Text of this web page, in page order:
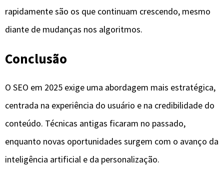
rapidamente são os que continuam crescendo, mesmo
diante de mudanças nos algoritmos.
Conclusão
O SEO em 2025 exige uma abordagem mais estratégica,
centrada na experiência do usuário e na credibilidade do
conteúdo. Técnicas antigas ficaram no passado,
enquanto novas oportunidades surgem com o avanço da
inteligência artificial e da personalização.